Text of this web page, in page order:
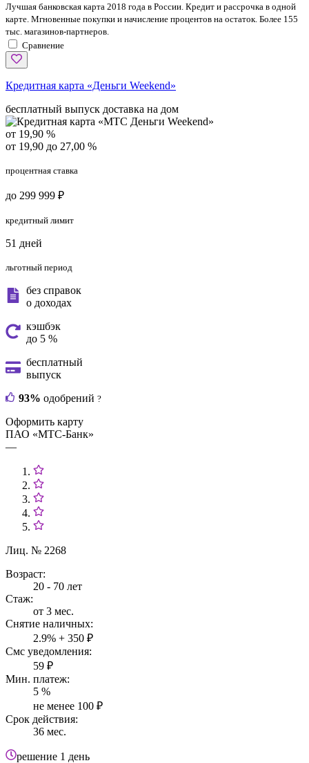
Лучшая банковская карта 2018 года в России. Кредит и рассрочка в одной
карте. Мгновенные покупки и начисление процентов на остаток. Более 155
тыс. магазинов-партнеров.
Сравнение
Кредитная карта «Деньги Weekend»
бесплатный выпуск доставка на дом
от 19,90 %
от 19,90 до 27,00 %
процентная ставка
до 299 999 ₽
кредитный лимит
51 дней
льготный период
без справок
о доходах
кэшбэк
до 5 %
бесплатный
выпуск
93% одобрений ?
Оформить карту
ПАО «МТС-Банк»
—
Лиц. № 2268
Возраст:
20 - 70 лет
Стаж:
от 3 мес.
Снятие наличных:
2.9% + 350 ₽
Смс уведомления:
59 ₽
Мин. платеж:
5 %
не менее 100 ₽
Срок действия:
36 мес.
решение 1 день